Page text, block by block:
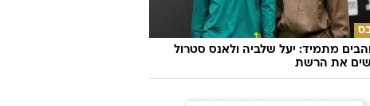
מתמיד: יעל שלביה ולאנס סטרול
את הרשת